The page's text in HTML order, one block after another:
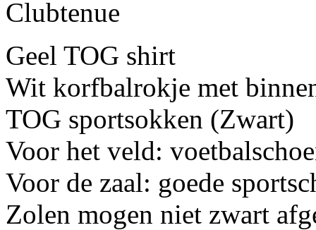
Clubtenue
Geel TOG shirt
Wit korfbalrokje met
TOG sportsokken (Zwart)
Voor het veld:
Voor de zaal: goede
Zolen mogen niet zwart